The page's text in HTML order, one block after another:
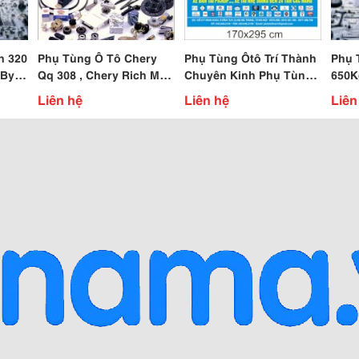
320
Phụ Tùng Ô Tô Chery
Qq 308 , Chery Rich M1 ,
Chery Qq , Chery Tigo
Liên hệ
Phụ Tùng Ôtô Trí Thành
Chuyên Kinh Phụ Tùng
Oto Suzuki Apv, Suzuki
Pro, Vitara
Liên hệ
Phụ
Xe
2